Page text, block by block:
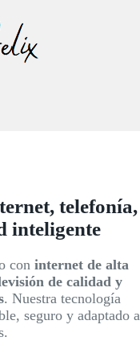
telefonía,
inteligente
con internet de alta
de calidad y
. Nuestra tecnología
seguro y adaptado a